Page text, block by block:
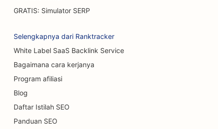
SEO untuk Kafe
SEO untuk Toko Karpet &amp; Lantai
SEO untuk Restoran Makan Santai
GRATIS: Simulator SERP
Selengkapnya dari Ranktracker
White Label SaaS Backlink Service
Bagaimana cara kerjanya
Program afiliasi
Blog
Daftar Istilah SEO
Panduan SEO